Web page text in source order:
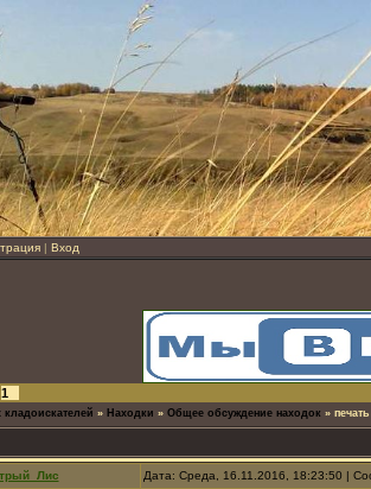
| Вход
1
» Находки » Общее обсуждение находок » печать
Дата: Среда, 16.11.2016, 18:23:50 |